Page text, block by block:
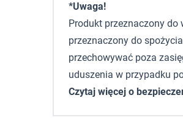
*Uwaga!
Produkt przeznaczony do
przeznaczony do
przechowywać poza
uduszenia w przypadku
Czytaj więcej o